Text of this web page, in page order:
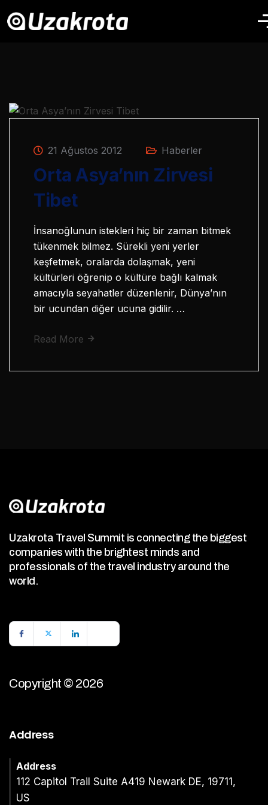
21 Ağustos 2012 Haberler
Orta Asya’nın Zirvesi
Tibet
İnsanoğlunun istekleri hiç bir zaman bitmek
tükenmek bilmez. Sürekli yeni yerler
keşfetmek, oralarda dolaşmak, yeni
kültürleri öğrenip o kültüre bağlı kalmak
amacıyla seyahatler düzenlenir, Dünya’nın
bir ucundan diğer ucuna gidilir. …
Read More
Uzakrota Travel Summit is connecting the biggest
companies with the brightest minds and
professionals of the travel industry around the
world.
Copyright © 2026
Address
Address
112 Capitol Trail Suite A419 Newark DE, 19711,
US